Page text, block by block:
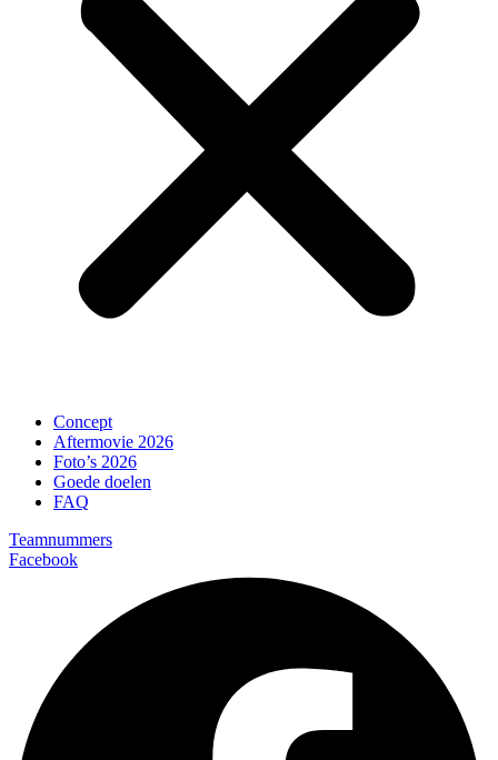
Concept
Aftermovie 2026
Foto’s 2026
Goede doelen
FAQ
Teamnummers
Facebook